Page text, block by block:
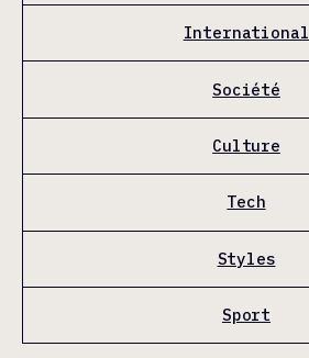
International
Société
Culture
Tech
Styles
Sport